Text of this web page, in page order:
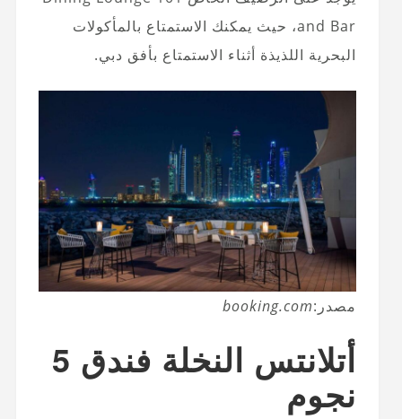
and Bar، حيث يمكنك الاستمتاع بالمأكولات
البحرية اللذيذة أثناء الاستمتاع بأفق دبي.
مصدر:booking.com
أتلانتس النخلة فندق 5
نجوم